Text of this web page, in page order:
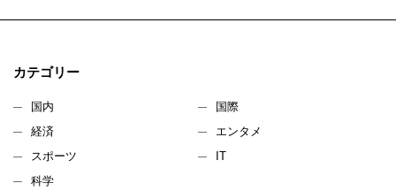
カテゴリー
国内
国際
経済
エンタメ
スポーツ
IT
科学